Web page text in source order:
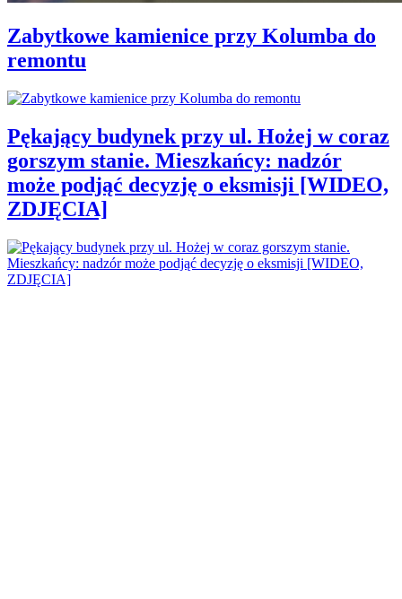
Zabytkowe kamienice przy Kolumba do
remontu
Pękający budynek przy ul. Hożej w coraz
gorszym stanie. Mieszkańcy: nadzór
może podjąć decyzję o eksmisji [WIDEO,
ZDJĘCIA]